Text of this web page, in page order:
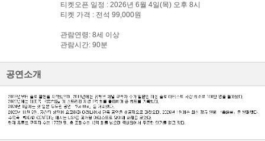
티켓오픈 일정 : 2026년 6월 4일(목) 오후 8시
티켓 가격 : 전석 99,000원
관람연령: 8세 이상
관람시간: 90분
공연소개